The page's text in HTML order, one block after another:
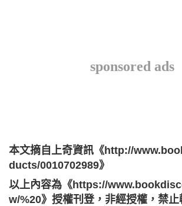
sponsored ads
本文摘自上奇資訊《http://
ducts/0010702989》
以上內容為《https://
w/%20》授權刊登，非經授權，禁止